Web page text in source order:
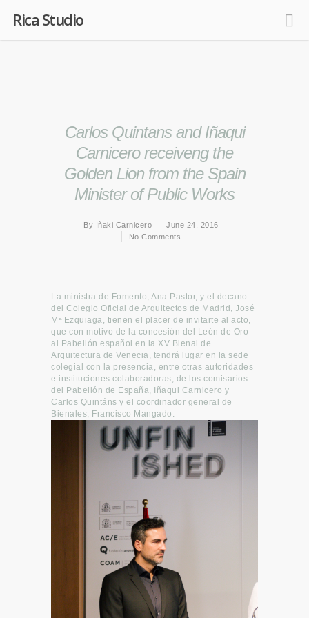
Rica Studio
Carlos Quintans and Iñaqui
Carnicero receiveng the
Golden Lion from the Spain
Minister of Public Works
By Iñaki Carnicero
June 24, 2016
No Comments
La ministra de Fomento, Ana Pastor, y el decano
del Colegio Oficial de Arquitectos de Madrid, José
Mª Ezquiaga, tienen el placer de invitarte al acto,
que con motivo de la concesión del León de Oro
al Pabellón español en la XV Bienal de
Arquitectura de Venecia, tendrá lugar en la sede
colegial con la presencia, entre otras autoridades
e instituciones colaboradoras, de los comisarios
del Pabellón de España, Iñaqui Carnicero y
Carlos Quintáns y el coordinador general de
Bienales, Francisco Mangado.